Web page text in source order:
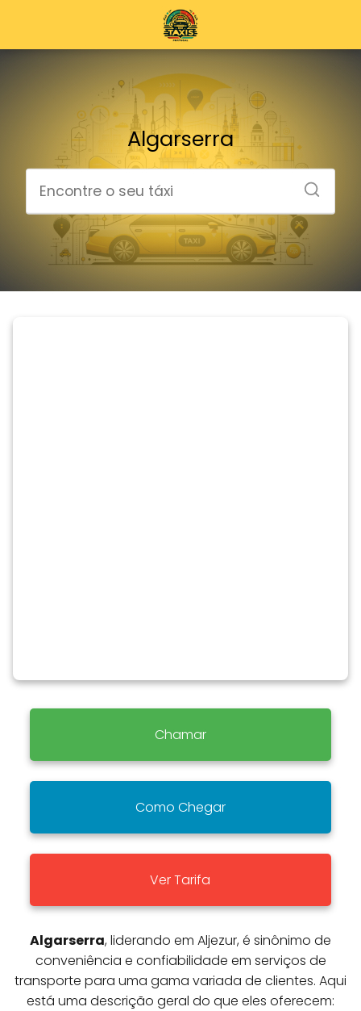
Algarserra
Chamar
Como Chegar
Ver Tarifa
Algarserra, liderando em Aljezur, é sinônimo de
conveniência e confiabilidade em serviços de
transporte para uma gama variada de clientes. Aqui
está uma descrição geral do que eles oferecem: